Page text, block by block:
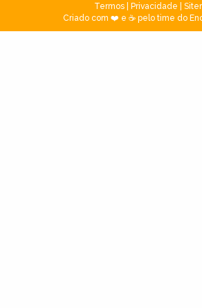
Termos| Privacidade
Criado com ❤️ e ☕ pelo time do